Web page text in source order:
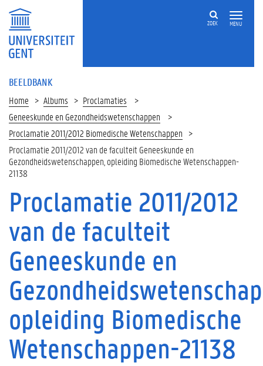
MENU
ZOEK
BEELDBANK
Home Albums
Proclamaties
Geneeskunde en Gezondheidswetenschappen
Proclamatie 2011/2012 Biomedische Wetenschappen
Proclamatie 2011/2012 van de faculteit Geneeskunde en
Gezondheidswetenschappen, opleiding Biomedische Wetenschappen-
21138
Proclamatie 2011/2012
van de faculteit
Geneeskunde en
opleiding Biomedische
Wetenschappen-21138